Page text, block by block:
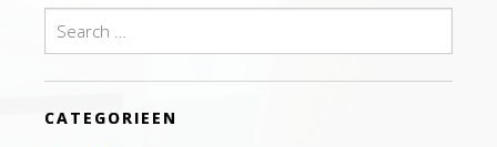
for:
CATEGORIEEN